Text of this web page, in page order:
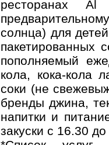
ресторанах
солнца) для
пакетированных
пополняемый
кола, кока-кола
соки (не
бренды джина,
напитки и
закуски с 16.30